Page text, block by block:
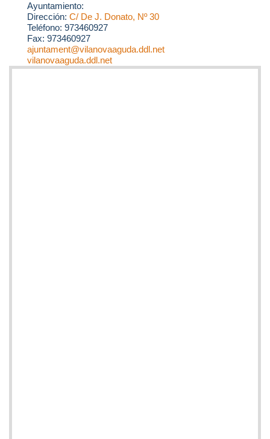
Ayuntamiento:
Dirección: C/ De J. Donato, Nº 30
Teléfono: 973460927
Fax: 973460927
ajuntament@vilanovaaguda.ddl.net
vilanovaaguda.ddl.net